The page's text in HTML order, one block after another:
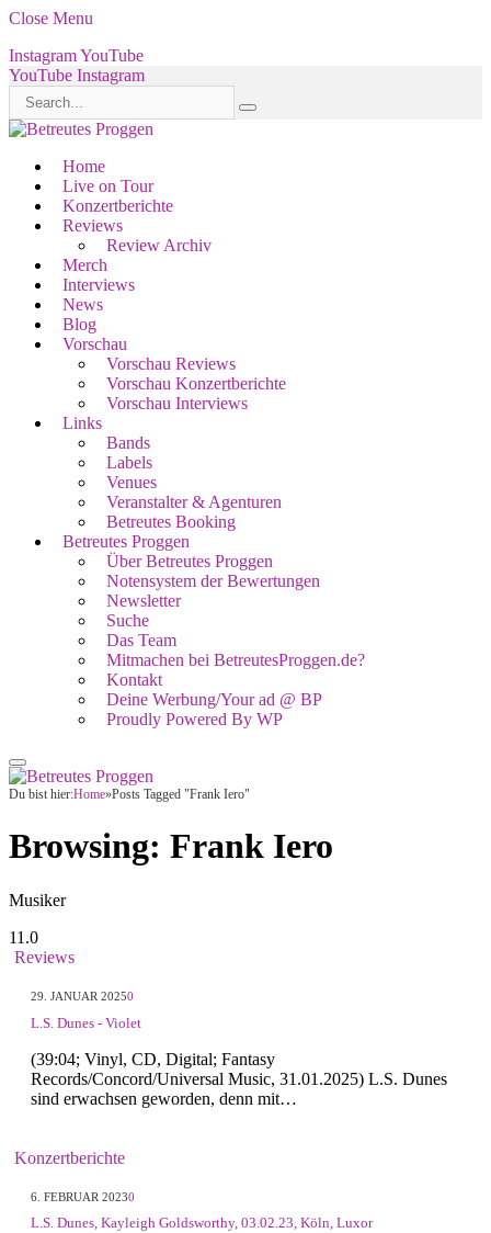
Close Menu
InstagramYouTube
YouTube Instagram
Home
Live on Tour
Konzertberichte
Reviews
Review Archiv
Merch
Interviews
News
Blog
Vorschau
Vorschau Reviews
Vorschau Konzertberichte
Vorschau Interviews
Links
Bands
Labels
Venues
Veranstalter & Agenturen
Betreutes Booking
Betreutes Proggen
Über Betreutes Proggen
Notensystem der Bewertungen
Newsletter
Suche
Das Team
Mitmachen bei BetreutesProggen.de?
Kontakt
Deine Werbung/Your ad @ BP
Proudly Powered By WP
Du bist hier:Home»Posts Tagged "Frank Iero"
Browsing: Frank Iero
Musiker
11.0
Reviews
29. JANUAR 20250
L.S. Dunes - Violet
(39:04; Vinyl, CD, Digital; Fantasy
Records/Concord/Universal Music, 31.01.2025) L.S. Dunes
sind erwachsen geworden, denn mit…
Konzertberichte
6. FEBRUAR 20230
L.S. Dunes, Kayleigh Goldsworthy, 03.02.23, Köln, Luxor